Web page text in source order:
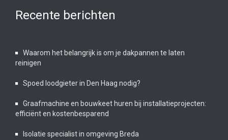
Recente berichten
Waarom het belangrijk is om je dakpannen te laten
reinigen
Spoed loodgieter in Den Haag nodig?
Graafmachine en bouwkeet huren bij installatieprojecten:
efficiënt en kostenbesparend
Isolatie specialist in omgeving Breda